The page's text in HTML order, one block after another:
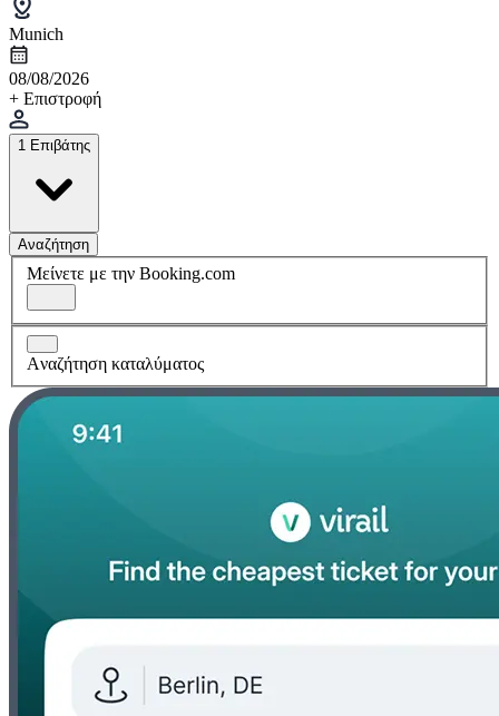
Munich
08/08/2026
+ Επιστροφή
1 Επιβάτης
Αναζήτηση
Μείνετε με την Booking.com
Aναζήτηση καταλύματος